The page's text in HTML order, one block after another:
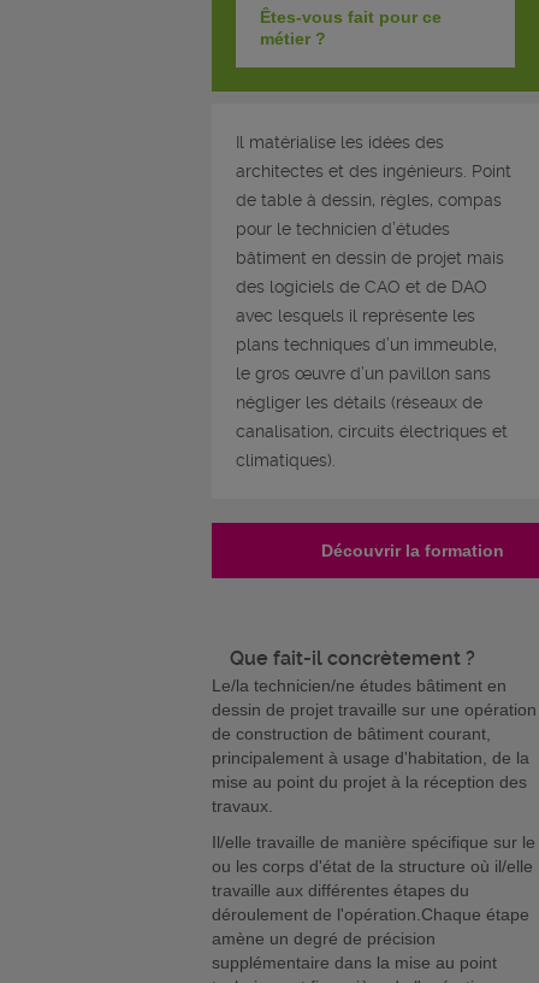
Êtes-vous fait pour ce
métier ?
Il matérialise les idées des
architectes et des ingénieurs. Point
de table à dessin, règles, compas
pour le technicien d’études
bâtiment en dessin de projet mais
des logiciels de CAO et de DAO
avec lesquels il représente les
plans techniques d’un immeuble,
le gros œuvre d’un pavillon sans
négliger les détails (réseaux de
canalisation, circuits électriques et
climatiques).
Découvrir la formation
Que fait-il concrètement ?
Le/la technicien/ne études bâtiment en
dessin de projet travaille sur une opération
de construction de bâtiment courant,
principalement à usage d'habitation, de la
mise au point du projet à la réception des
travaux.
Il/elle travaille de manière spécifique sur le
ou les corps d'état de la structure où il/elle
travaille aux différentes étapes du
déroulement de l'opération.Chaque étape
amène un degré de précision
supplémentaire dans la mise au point